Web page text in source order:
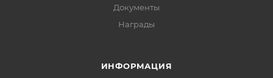
Документы
Награды
ИНФОРМАЦИЯ